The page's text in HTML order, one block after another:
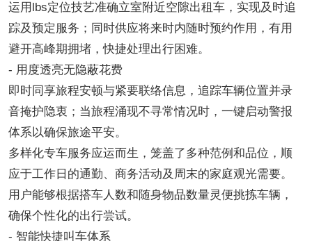
运用lbs定位技艺准确立室附近空隙出租车，实现及时追
踪及预定服务；同时供应将来时内随时预约作用，有用
避开高峰期拥堵，快捷处理出行困难。
- 用度透亮无隐蔽花费
即时同享旅程安顿与紧要联络信息，追踪车辆位置并录
音掩护隐衷；当旅程涌现不寻常情况时，一键启动警报
体系以确保旅途平安。
多样化专车服务应运而生，笼盖了多种范例和品位，顺
应于工作日的通勤、商务活动及周末的家庭观光需要。
用户能够根据搭车人数和随身物品数量灵便挑拣车辆，
确保个性化的出行尝试。
- 智能快捷叫车体系